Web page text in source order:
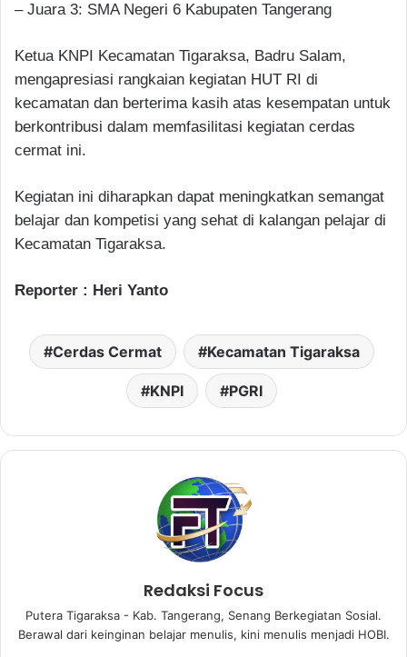
– Juara 3: SMA Negeri 6 Kabupaten Tangerang
Ketua KNPI Kecamatan Tigaraksa, Badru Salam,
mengapresiasi rangkaian kegiatan HUT RI di
kecamatan dan berterima kasih atas kesempatan untuk
berkontribusi dalam memfasilitasi kegiatan cerdas
cermat ini.
Kegiatan ini diharapkan dapat meningkatkan semangat
belajar dan kompetisi yang sehat di kalangan pelajar di
Kecamatan Tigaraksa.
Reporter : Heri Yanto
Cerdas Cermat Kecamatan Tigaraksa
KNPI PGRI
Redaksi Focus
Putera Tigaraksa - Kab. Tangerang, Senang Berkegiatan Sosial.
Berawal dari keinginan belajar menulis, kini menulis menjadi HOBI.